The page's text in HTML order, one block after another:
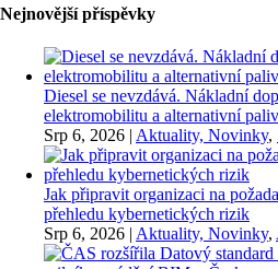
Nejnovější příspěvky
Diesel se nevzdává. Nákladní
elektromobilitu a alternativní
Srp 6, 2026 | Aktuality, Novinky,
Jak připravit organizaci na
přehledu kybernetických rizik
Srp 6, 2026 | Aktuality, Novinky,